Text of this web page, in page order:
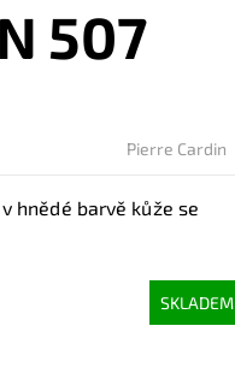
507
Pierre Cardin
hnědé barvě kůže se
SKLADEM